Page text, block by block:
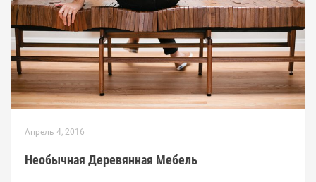
Апрель 4, 2016
Необычная Деревянная Мебель